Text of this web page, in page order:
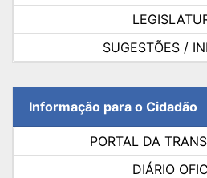
SUGESTÕES /
Informação para o Cidadão
PORTAL DA
DIÁRIO